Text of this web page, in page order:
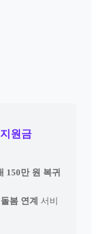
원금
150만 원 복귀
봄 연계
서비